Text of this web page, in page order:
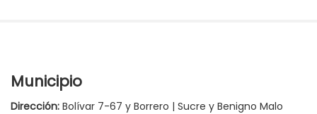
Municipio
Dirección: Bolívar 7-67 y Borrero | Sucre y Benigno Malo